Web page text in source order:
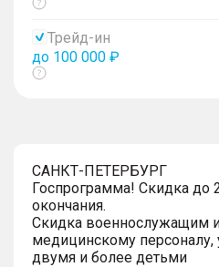
Показать
Трейд-ин
до 100 000 ₽
Показать
САНКТ-ПЕТЕРБУРГ
Госпрограмма! Скидка до
окончания.
Скидка военнослужащим
медицинскому персоналу,
двумя и более детьми